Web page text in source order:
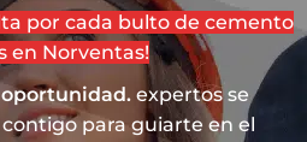
por cada bulto de cemento
en Norventas!
oportunidad. expertos se
para guiarte en el